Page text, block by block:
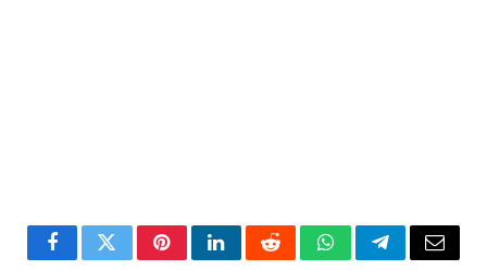
FacebookTwitterPinterestLinkedInRedditWhatsAppTelegramEmail